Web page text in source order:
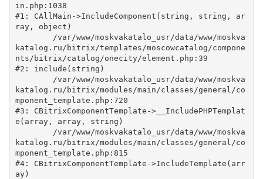
in.php:1038
#1: CAllMain->IncludeComponent(string, string, ar
ray, object)
katalog.ru/bitrix/templates/moscowcatalog/compone
nts/bitrix/catalog/onecity/element.php:39
#2: include(string)
katalog.ru/bitrix/modules/main/classes/general/co
mponent_template.php:720
#3: CBitrixComponentTemplate->__IncludePHPTemplat
e(array, array, string)
katalog.ru/bitrix/modules/main/classes/general/co
mponent_template.php:815
#4: CBitrixComponentTemplate->IncludeTemplate(arr
ay)